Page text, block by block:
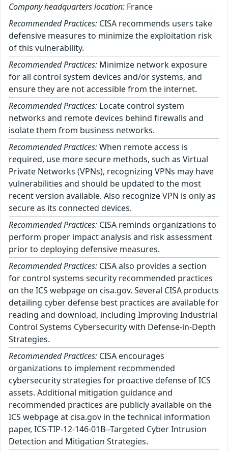
Company headquarters location: France
Recommended Practices: CISA recommends users take
defensive measures to minimize the exploitation risk
of this vulnerability.
Recommended Practices: Minimize network exposure
for all control system devices and/or systems, and
ensure they are not accessible from the internet.
Recommended Practices: Locate control system
networks and remote devices behind firewalls and
isolate them from business networks.
Recommended Practices:When remote access is
required, use more secure methods, such as Virtual
Private Networks (VPNs), recognizing VPNs may have
vulnerabilities and should be updated to the most
recent version available. Also recognize VPN is only as
secure as its connected devices.
Recommended Practices: CISA reminds organizations to
perform proper impact analysis and risk assessment
prior to deploying defensive measures.
Recommended Practices: CISA also provides a section
for control systems security recommended practices
on the ICS webpage on cisa.gov. Several CISA products
detailing cyber defense best practices are available for
reading and download, including Improving Industrial
Control Systems Cybersecurity with Defense-in-Depth
Strategies.
Recommended Practices: CISA encourages
organizations to implement recommended
cybersecurity strategies for proactive defense of ICS
assets. Additional mitigation guidance and
recommended practices are publicly available on the
ICS webpage at cisa.gov in the technical information
paper, ICS-TIP-12-146-01B--Targeted Cyber Intrusion
Detection and Mitigation Strategies.